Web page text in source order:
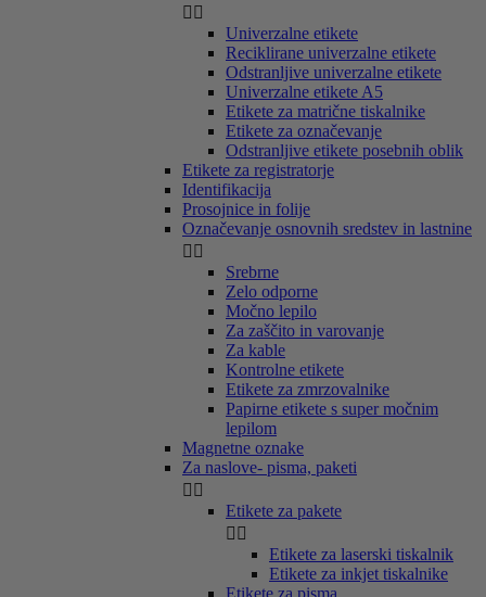
 
Univerzalne etikete
Reciklirane univerzalne etikete
Odstranljive univerzalne etikete
Univerzalne etikete A5
Etikete za matrične tiskalnike
Etikete za označevanje
Odstranljive etikete posebnih oblik
Etikete za registratorje
Identifikacija
Prosojnice in folije
Označevanje osnovnih sredstev in lastnine
 
Srebrne
Zelo odporne
Močno lepilo
Za zaščito in varovanje
Za kable
Kontrolne etikete
Etikete za zmrzovalnike
Papirne etikete s super močnim
lepilom
Magnetne oznake
Za naslove- pisma, paketi
 
Etikete za pakete
 
Etikete za laserski tiskalnik
Etikete za inkjet tiskalnike
Etikete za pisma